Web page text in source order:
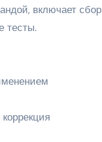
включает сбор
тесты.